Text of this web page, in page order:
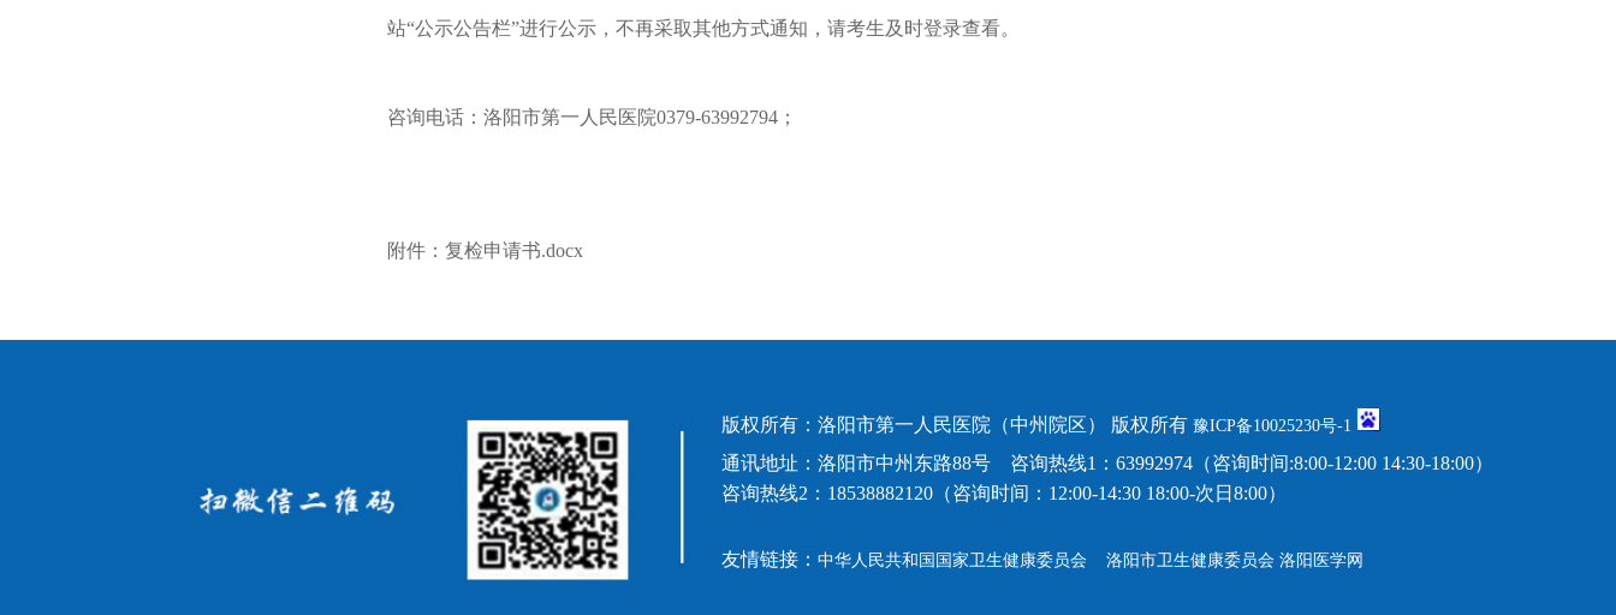
站“公示公告栏”进行公示，不再采取其他方式通知，请考生及时登录查看。
咨询电话：洛阳市第一人民医院0379-63992794；
附件：复检申请书.docx
版权所有：洛阳市第一人民医院（中州院区） 版权所有 豫ICP备10025230号-1
通讯地址：洛阳市中州东路88号 咨询热线1：63992974（咨询时间:8:00-12:00 14:30-18:00）
咨询热线2：18538882120（咨询时间：12:00-14:30 18:00-次日8:00）
友情链接： 中华人民共和国国家卫生健康委员会 洛阳市卫生健康委员会 洛阳医学网